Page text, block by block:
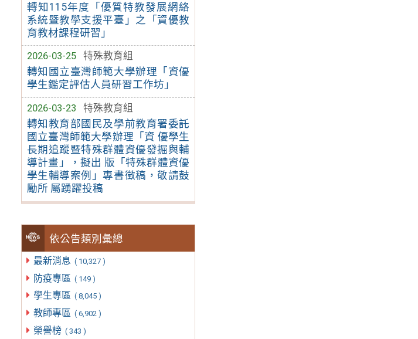
轉知115年度「優質特教發展網絡
系統暨教學支援平臺」之「資優教
育教材課程研習」
2026-03-25
特殊教育組
轉知國立臺灣師範大學辦理「資優
學生鑑定評估人員研習工作坊」
2026-03-23
特殊教育組
轉知教育部國民及學前教育署委託
國立臺灣師範大學辦理「資 優學生
長期追蹤暨特殊群體資優發掘與輔
導計畫」，擬出 版「特殊群體資優
學生輔導案例」專書徵稿，敬請鼓
勵所 屬踴躍投稿
依公告類別彙總
最新消息 ( 10,327 )
防疫專區 ( 149 )
學生專區 ( 8,045 )
教師專區 ( 6,902 )
榮譽榜 ( 343 )